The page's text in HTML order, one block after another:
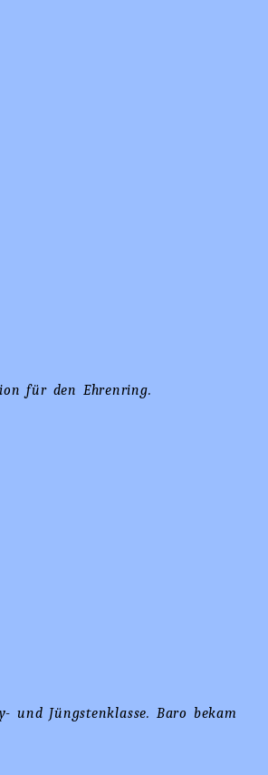
für den Ehrenring.
Jüngstenklasse. Baro bekam